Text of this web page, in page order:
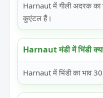
Harnaut में गीली अदरक
कुएंटल हैं।
Harnaut मंडी में भिंडी
Harnaut में भिंडी का भाव